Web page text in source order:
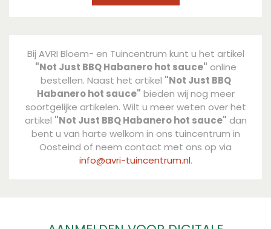
Bij AVRI Bloem- en Tuincentrum kunt u het artikel
"Not Just BBQ Habanero hot sauce" online
bestellen. Naast het artikel "Not Just BBQ
Habanero hot sauce" bieden wij nog meer
soortgelijke artikelen. Wilt u meer weten over het
artikel "Not Just BBQ Habanero hot sauce" dan
bent u van harte welkom in ons tuincentrum in
Oosteind of neem contact met ons op via
info@avri-tuincentrum.nl.